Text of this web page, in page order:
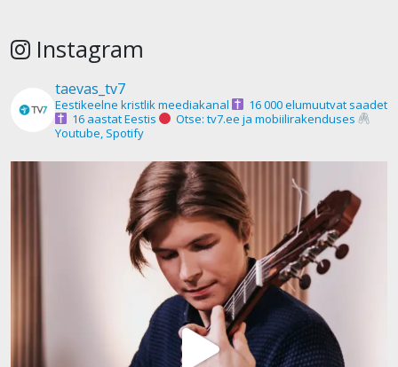
Instagram
taevas_tv7
Eestikeelne kristlik meediakanal
16 000 elumuutvat saadet
16 aastat Eestis
Otse: tv7.ee ja mobiilirakenduses
Youtube, Spotify